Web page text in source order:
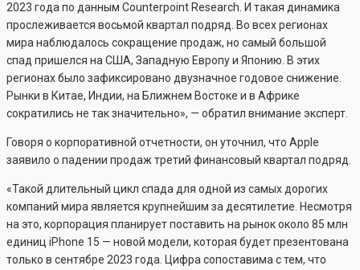
2023 года по данным Counterpoint Research. И такая динамика
прослеживается восьмой квартал подряд. Во всех регионах
мира наблюдалось сокращение продаж, но самый большой
спад пришелся на США, Западную Европу и Японию. В этих
регионах было зафиксировано двузначное годовое снижение.
Рынки в Китае, Индии, на Ближнем Востоке и в Африке
сократились не так значительно», — обратил внимание эксперт.
Говоря о корпоративной отчетности, он уточнил, что Apple
заявило о падении продаж третий финансовый квартал подряд.
«Такой длительный цикл спада для одной из самых дорогих
компаний мира является крупнейшим за десятилетие. Несмотря
на это, корпорация планирует поставить на рынок около 85 млн
единиц iPhone 15 — новой модели, которая будет презентована
только в сентябре 2023 года. Цифра сопоставима с тем, что